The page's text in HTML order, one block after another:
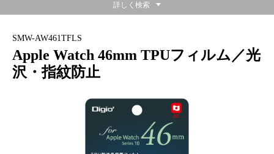
SMW-AW461TFLS
Apple Watch 46mm TPUフィルム／光
沢・指紋防止
詳しく検索